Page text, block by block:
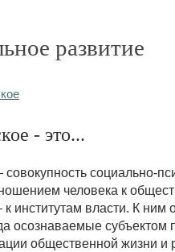
развитие
- это...
социально-
человека к
институтам власти. К ним
осознаваемые субъектом
общественной жизни и